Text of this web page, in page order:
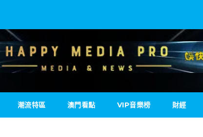
潮流特區 澳門看點 VIP音樂榜 財經